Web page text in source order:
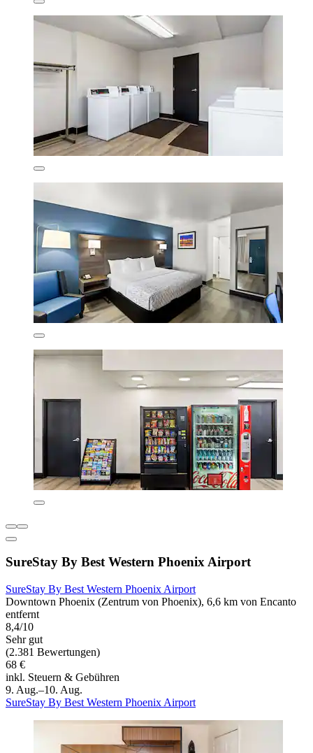
SureStay By Best Western Phoenix Airport
SureStay By Best Western Phoenix Airport
Downtown Phoenix (Zentrum von Phoenix), 6,6 km von Encanto
entfernt
8,4/10
Sehr gut
(2.381 Bewertungen)
68 €
inkl. Steuern & Gebühren
9. Aug.–10. Aug.
SureStay By Best Western Phoenix Airport